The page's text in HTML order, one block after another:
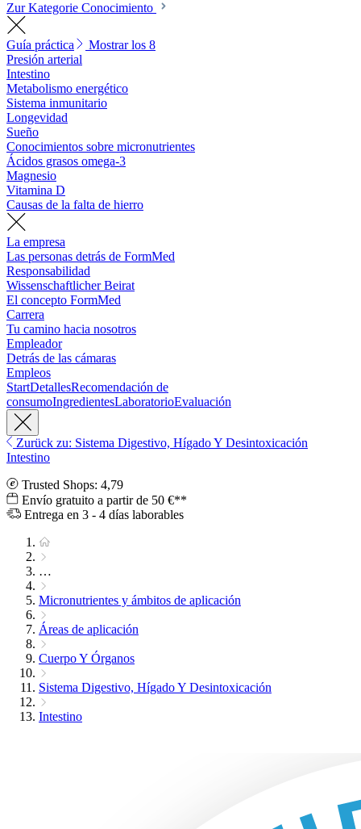
Zur Kategorie Conocimiento
Guía práctica
Mostrar los 8
Presión arterial
Intestino
Metabolismo energético
Sistema inmunitario
Longevidad
Sueño
Conocimientos sobre micronutrientes
Ácidos grasos omega-3
Magnesio
Vitamina D
Causas de la falta de hierro
La empresa
Las personas detrás de FormMed
Responsabilidad
Wissenschaftlicher Beirat
El concepto FormMed
Carrera
Tu camino hacia nosotros
Empleador
Detrás de las cámaras
Empleos
StartDetallesRecomendación de
consumoIngredientesLaboratorioEvaluación
Zurück zu: Sistema Digestivo, Hígado Y Desintoxicación
Intestino
Trusted Shops: 4,79
Envío gratuito a partir de 50 €**
Entrega en 3 - 4 días laborables
…
Micronutrientes y ámbitos de aplicación
Áreas de aplicación
Cuerpo Y Órganos
Sistema Digestivo, Hígado Y Desintoxicación
Intestino